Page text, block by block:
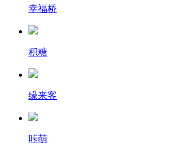
幸福桥
积糖
缘来客
咔萌